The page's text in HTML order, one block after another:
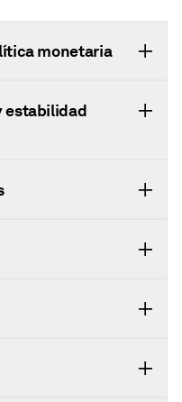
monetaria
estabilidad